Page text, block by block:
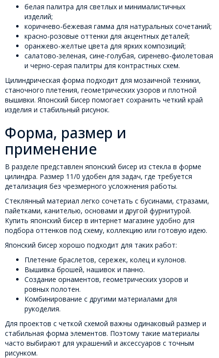
белая палитра для светлых и минималистичных
изделий;
коричнево-бежевая гамма для натуральных сочетаний;
красно-розовые оттенки для акцентных деталей;
оранжево-желтые цвета для ярких композиций;
салатово-зеленая, сине-голубая, сиренево-фиолетовая
и черно-серая палитры для контрастных схем.
Цилиндрическая форма подходит для мозаичной техники,
станочного плетения, геометрических узоров и плотной
вышивки. Японский бисер помогает сохранить четкий край
изделия и стабильный рисунок.
Форма, размер и
применение
В разделе представлен японский бисер из стекла в форме
цилиндра. Размер 11/0 удобен для задач, где требуется
детализация без чрезмерного усложнения работы.
Стеклянный материал легко сочетать с бусинами, стразами,
пайетками, канителью, основами и другой фурнитурой.
Купить японский бисер в интернет магазине удобно для
подбора оттенков под схему, коллекцию или готовую идею.
Японский бисер хорошо подходит для таких работ:
Плетение браслетов, сережек, колец и кулонов.
Вышивка брошей, нашивок и панно.
Создание орнаментов, геометрических узоров и
ровных полотен.
Комбинирование с другими материалами для
рукоделия.
Для проектов с четкой схемой важны одинаковый размер и
стабильная форма элементов. Поэтому такие материалы
часто выбирают для украшений и аксессуаров с точным
рисунком.